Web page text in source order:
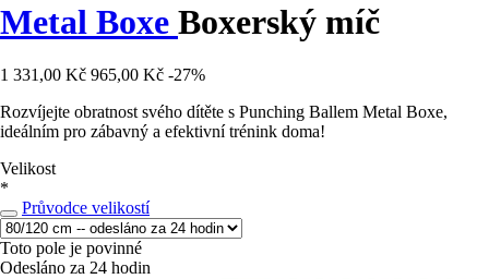
Metal Boxe Boxerský míč
1 331,00 Kč 965,00 Kč -27%
Rozvíjejte obratnost svého dítěte s Punching Ballem Metal Boxe,
ideálním pro zábavný a efektivní trénink doma!
Velikost
*
Průvodce velikostí
Toto pole je povinné
Odesláno za 24 hodin